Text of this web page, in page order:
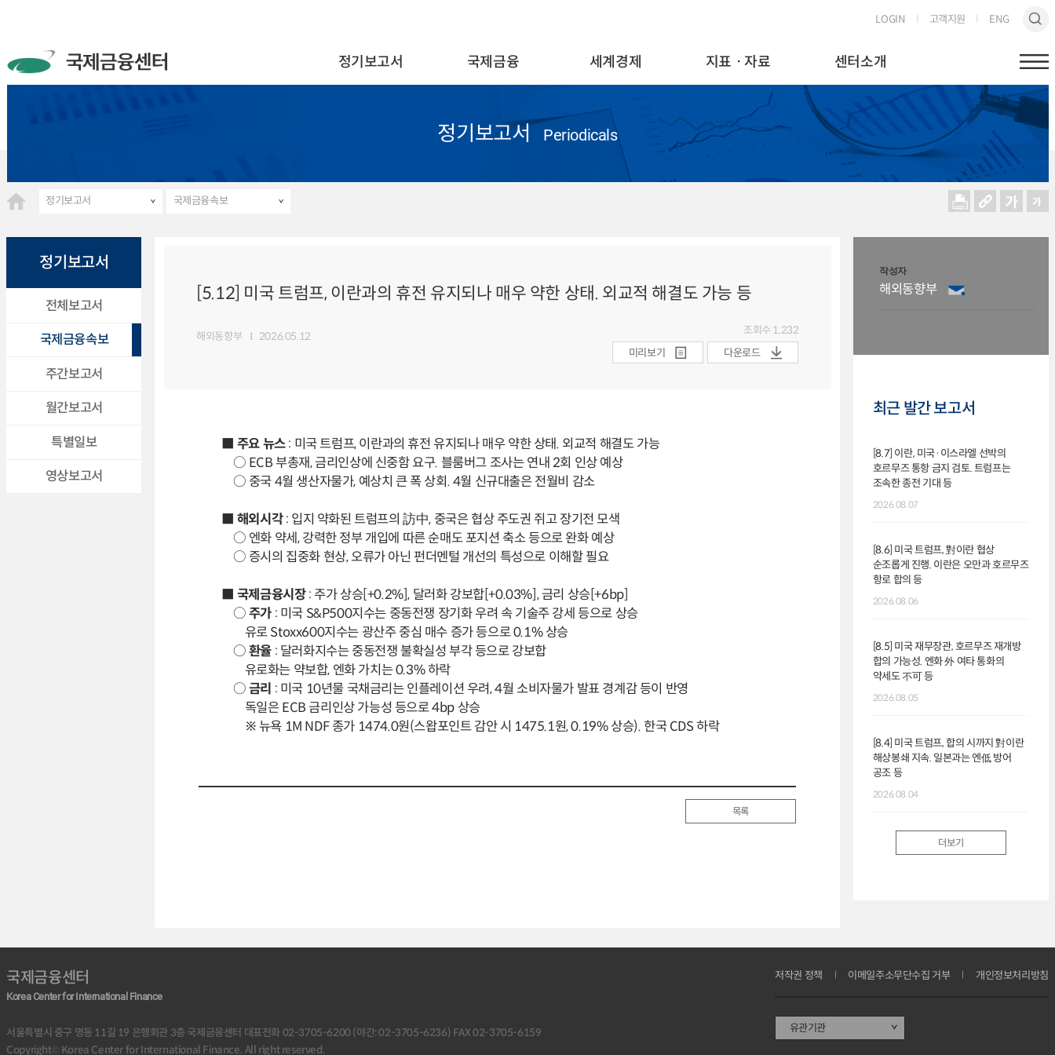
LOGIN 고객지원 ENG
정기보고서 국제금융 세계경제 지표ㆍ자료 센터소개
정기보고서 Periodicals
정기보고서 국제금융속보
정기보고서
전체보고서
국제금융속보
주간보고서
월간보고서
특별일보
영상보고서
[5.12] 미국 트럼프, 이란과의 휴전 유지되나 매우 약한 상태. 외교적 해결도 가능 등
해외동향부 2026.05.12 조회수 1,232
미리보기
다운로드
■ 주요 뉴스: 미국 트럼프, 이란과의 휴전 유지되나 매우 약한 상태. 외교적 해결도 가능
○ ECB 부총재, 금리인상에 신중함 요구. 블룸버그 조사는 연내 2회 인상 예상
○ 중국 4월 생산자물가, 예상치 큰 폭 상회. 4월 신규대출은 전월비 감소
■ 해외시각: 입지 약화된 트럼프의 訪中, 중국은 협상 주도권 쥐고 장기전 모색
○ 엔화 약세, 강력한 정부 개입에 따른 순매도 포지션 축소 등으로 완화 예상
○ 증시의 집중화 현상, 오류가 아닌 펀더멘털 개선의 특성으로 이해할 필요
■ 국제금융시장: 주가 상승[+0.2%], 달러화 강보합[+0.03%], 금리 상승[+6bp]
○주가 : 미국 S&P500지수는 중동전쟁 장기화 우려 속 기술주 강세 등으로 상승
유로 Stoxx600지수는 광산주 중심 매수 증가 등으로 0.1% 상승
○환율 : 달러화지수는 중동전쟁 불확실성 부각 등으로 강보합
유로화는 약보합, 엔화 가치는 0.3% 하락
○금리 : 미국 10년물 국채금리는 인플레이션 우려, 4월 소비자물가 발표 경계감 등이 반영
독일은 ECB 금리인상 가능성 등으로 4bp 상승
※ 뉴욕 1M NDF 종가 1474.0원(스왑포인트 감안 시 1475.1원, 0.19% 상승). 한국 CDS 하락
목록
작성자
해외동향부
최근 발간 보고서
[8.7] 이란, 미국·이스라엘 선박의
호르무즈 통항 금지 검토. 트럼프는
조속한 종전 기대 등
2026.08.07
[8.6] 미국 트럼프, 對이란 협상
순조롭게 진행. 이란은 오만과 호르무즈
항로 합의 등
2026.08.06
[8.5] 미국 재무장관, 호르무즈 재개방
합의 가능성. 엔화 外 여타 통화의
약세도 不可 등
2026.08.05
[8.4] 미국 트럼프, 합의 시까지 對이란
해상봉쇄 지속. 일본과는 엔低 방어
공조 등
2026.08.04
더보기
국제금융센터
Korea Center for International Finance
서울특별시 중구 명동 11길 19 은행회관 3층 국제금융센터 대표전화 02-3705-6200 (야간: 02-3705-6236) FAX 02-3705-6159
Copyright© Korea Center for International Finance. All right reserved.
저작권 정책 이메일주소무단수집 거부 개인정보처리방침
유관기관